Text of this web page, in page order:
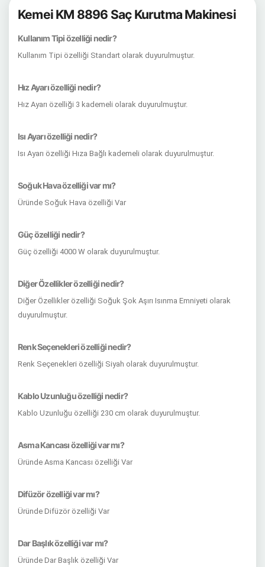
Kemei KM 8896 Saç Kurutma Makinesi
Kullanım Tipi özelliği nedir?
Kullanım Tipi özelliği Standart olarak duyurulmuştur.
Hız Ayarı özelliği nedir?
Hız Ayarı özelliği 3 kademeli olarak duyurulmuştur.
Isı Ayarı özelliği nedir?
Isı Ayarı özelliği Hıza Bağlı kademeli olarak duyurulmuştur.
Soğuk Hava özelliği var mı?
Üründe Soğuk Hava özelliği Var
Güç özelliği nedir?
Güç özelliği 4000 W olarak duyurulmuştur.
Diğer Özellikler özelliği nedir?
Diğer Özellikler özelliği Soğuk Şok Aşırı Isınma Emniyeti olarak
duyurulmuştur.
Renk Seçenekleri özelliği nedir?
Renk Seçenekleri özelliği Siyah olarak duyurulmuştur.
Kablo Uzunluğu özelliği nedir?
Kablo Uzunluğu özelliği 230 cm olarak duyurulmuştur.
Asma Kancası özelliği var mı?
Üründe Asma Kancası özelliği Var
Difüzör özelliği var mı?
Üründe Difüzör özelliği Var
Dar Başlık özelliği var mı?
Üründe Dar Başlık özelliği Var